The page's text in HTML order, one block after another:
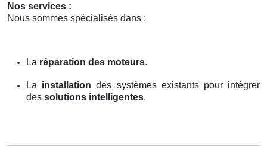
Nos services :
Nous sommes spécialisés dans :
La réparation des moteurs.
La installation des systèmes existants pour intégrer
des solutions intelligentes.